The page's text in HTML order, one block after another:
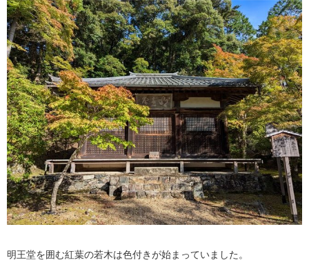
明王堂を囲む紅葉の若木は色付きが始まっていました。